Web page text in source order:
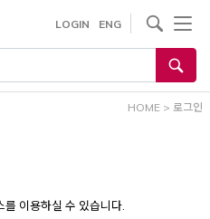
LOGIN ENG
HOME > 로그인
이용하실 수 있습니다.